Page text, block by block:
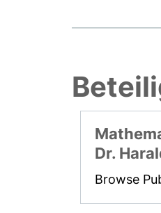
Dr.
Browse